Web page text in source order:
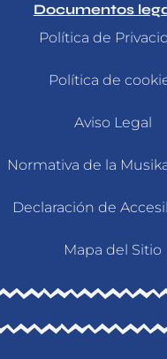
Documentos
Política de
Política de
Aviso Legal
Normativa de la
Declaración de
Mapa del Sitio